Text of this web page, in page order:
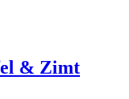
& Zimt